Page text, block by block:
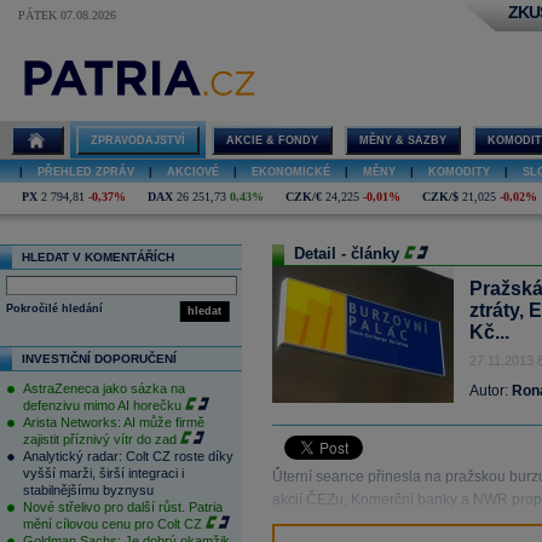
PÁTEK 07.08.2026
ZPRAVODAJSTVÍ AKCIE & FONDY MĚNY & SAZBY
PŘEHLED ZPRÁV AKCIOVÉ EKONOMICKÉ MĚNY KOMODITY
PX 2 794,81 -0,37% DAX 26 251,73 0,43% CZK/€ 24,225 -0,01% CZK/$ 21,025 -0,02%
HLEDAT V KOMENTÁŘÍCH
hledat
Pokročilé hledání
INVESTIČNÍ DOPORUČENÍ
AstraZeneca jako sázka na
defenzivu mimo AI horečku
Arista Networks: AI může firmě
zajistit příznivý vítr do zad
Analytický radar: Colt CZ roste díky
vyšší marži, širší integraci i
stabilnějšímu byznysu
Nové střelivo pro další růst. Patria
mění cílovou cenu pro Colt CZ
Detail - články
ztráty,
Kč...
27.11.2013
Autor:
Úterní seance přinesla na pražskou
akcií ČEZu, Komerční banky a NWR